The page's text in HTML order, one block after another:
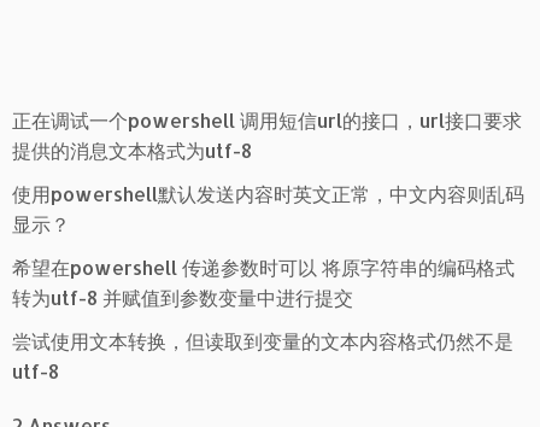
正在调试一个powershell 调用短信url的接口，url接口要求
提供的消息文本格式为utf-8
使用powershell默认发送内容时英文正常，中文内容则乱码
显示？
希望在powershell 传递参数时可以 将原字符串的编码格式
转为utf-8 并赋值到参数变量中进行提交
尝试使用文本转换，但读取到变量的文本内容格式仍然不是
utf-8